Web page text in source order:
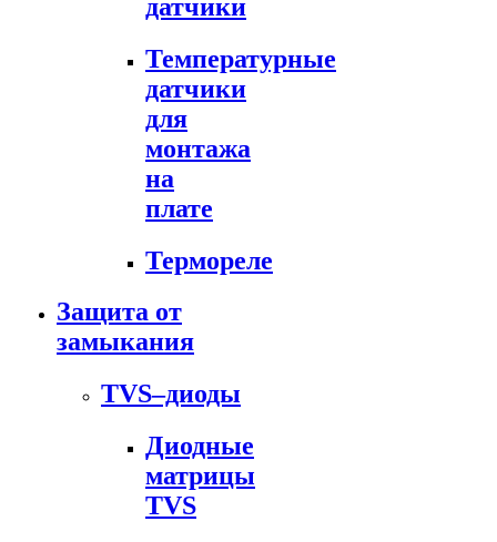
датчики
Температурные
датчики
для
монтажа
на
плате
Термореле
Защита от
замыкания
TVS–диоды
Диодные
матрицы
TVS